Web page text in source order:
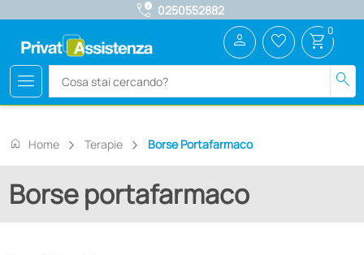
call_quality 0250552882
menu search
person favorite_border shopping_cart 0
home Home Terapie Borse Portafarmaco
Borse portafarmaco